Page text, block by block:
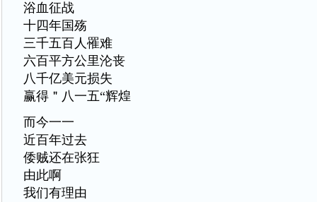
浴血征战
十四年国殇
三千五百人罹难
六百平方公里沦丧
八千亿美元损失
赢得＂八一五“辉煌
而今一一
近百年过去
倭贼还在张狂
由此啊
我们有理由